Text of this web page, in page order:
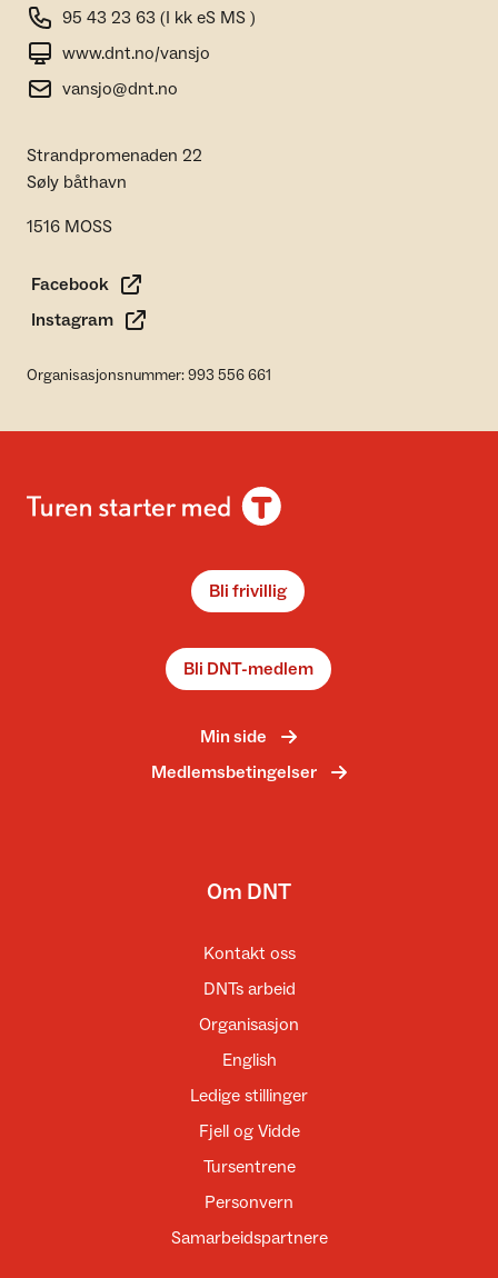
95 43 23 63 (I kk eS MS )
www.dnt.no/vansjo
vansjo@dnt.no
Strandpromenaden 22
Søly båthavn
1516 MOSS
Facebook
Instagram
Organisasjonsnummer: 993 556 661
Bli frivillig
Bli DNT-medlem
Min side
Medlemsbetingelser
Om DNT
Kontakt oss
DNTs arbeid
Organisasjon
English
Ledige stillinger
Fjell og Vidde
Tursentrene
Personvern
Samarbeidspartnere